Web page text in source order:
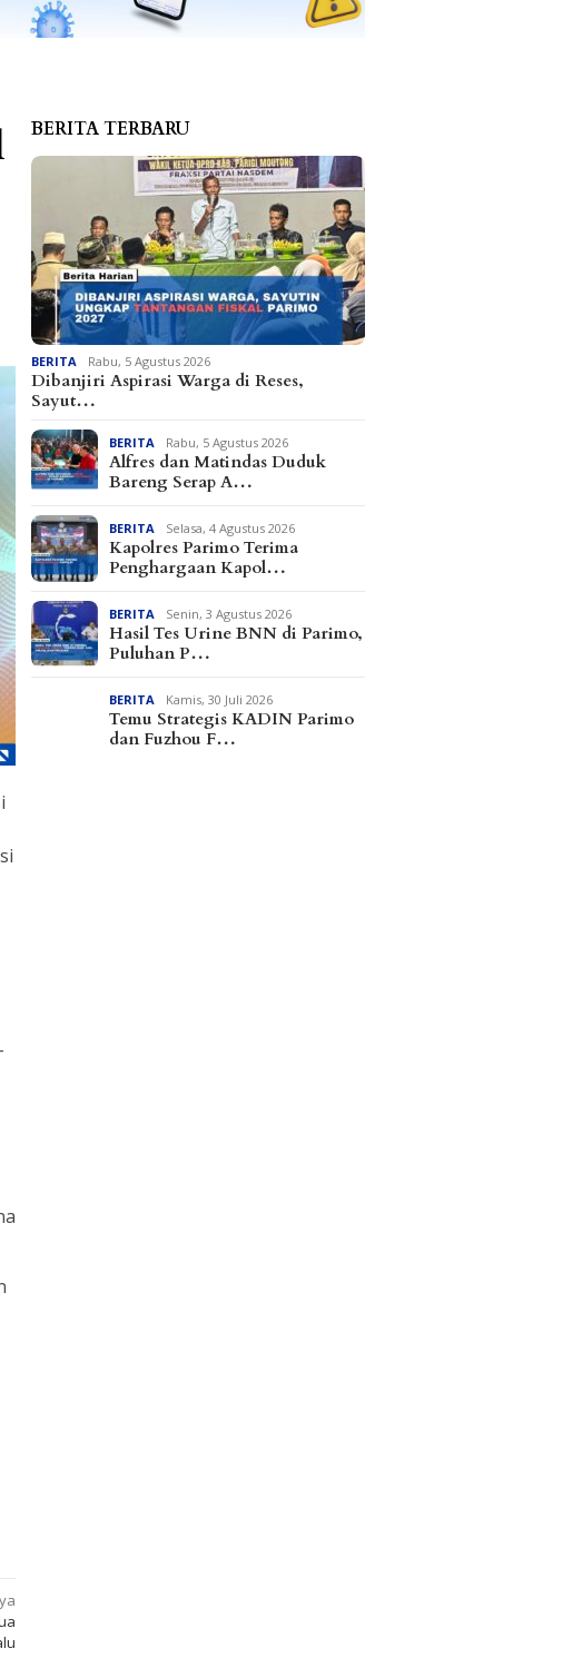
BERITA TERBARU
BERITA Rabu, 5 Agustus 2026
Dibanjiri Aspirasi Warga di Reses,
Sayut…
BERITA Rabu, 5 Agustus 2026
Alfres dan Matindas Duduk
Bareng Serap A…
BERITA Selasa, 4 Agustus 2026
Kapolres Parimo Terima
Penghargaan Kapol…
BERITA Senin, 3 Agustus 2026
Hasil Tes Urine BNN di Parimo,
Puluhan P…
BERITA Kamis, 30 Juli 2026
Temu Strategis KADIN Parimo
dan Fuzhou F…